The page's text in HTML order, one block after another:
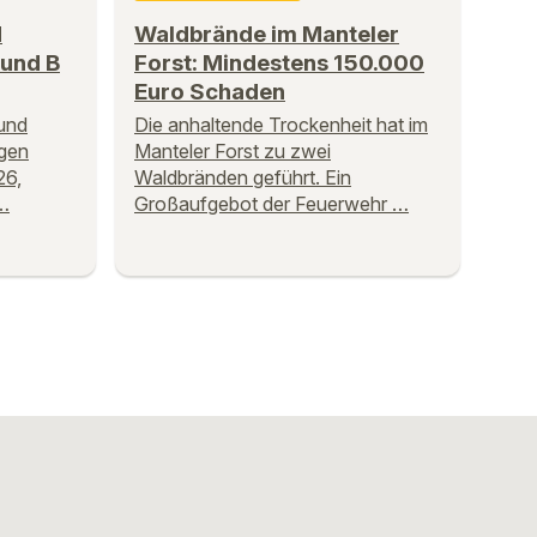
B
Waldbrände im Manteler
Forst: Mindestens 150.000
Euro Schaden
Die anhaltende Trockenheit hat im
Manteler Forst zu zwei
Waldbränden geführt. Ein
Großaufgebot der Feuerwehr …